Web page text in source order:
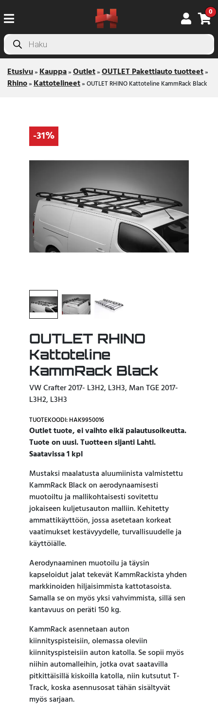
0
Products
search
Etusivu»Kauppa»Outlet»OUTLET Pakettiauto tuotteet»
Rhino»Kattotelineet»OUTLET RHINO Kattoteline KammRack Black
-31%
OUTLET RHINO
Kattoteline
KammRack Black
VW Crafter 2017- L3H2, L3H3, Man TGE 2017-
L3H2, L3H3
TUOTEKOODI: HAK9950016
Outlet tuote, ei vaihto eikä palautusoikeutta.
Tuote on uusi. Tuotteen sijanti Lahti.
Saatavissa 1 kpl
Mustaksi maalatusta aluumiinista valmistettu
KammRack Black on aerodynaamisesti
muotoiltu ja mallikohtaisesti sovitettu
jokaiseen kuljetusauton malliin. Kehitetty
ammattikäyttöön, jossa asetetaan korkeat
vaatimukset kestävyydelle, turvallisuudelle ja
käyttöiälle.
Aerodynaaminen muotoilu ja täysin
kapseloidut jalat tekevät KammRackista yhden
markkinoiden hiljaisimmista kattotasoista.
Samalla se on myös yksi vahvimmista, sillä sen
kantavuus on peräti 150 kg.
KammRack asennetaan auton
kiinnityspisteisiin, olemassa oleviin
kiinnityspisteisiin auton katolla. Se sopii myös
niihin automalleihin, jotka ovat saatavilla
pitkittäisillä kiskoilla katolla, niin kutsutut T-
Track, koska asennusosat tähän sisältyvät
myös sarjaan.